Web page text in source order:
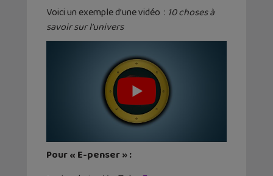
Voici un exemple d’une vidéo : 10 choses à
savoir sur l’univers
Pour « E-penser » :